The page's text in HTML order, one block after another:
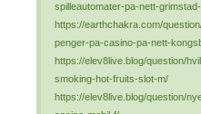
spilleautomater-pa-nett-
https://earthchakra.com/
penger-pa-casino-pa-nett-
https://elev8live.blog/question/
smoking-hot-fruits-slot-m/
https://elev8live.blog/question/